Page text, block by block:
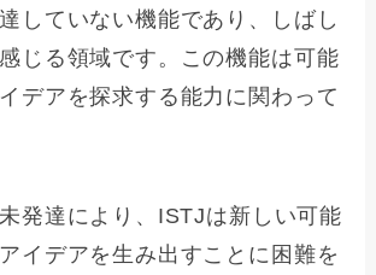
していない機能であり、しばし
じる領域です。この機能は可能
デアを探求する能力に関わって
発達により、ISTJは新しい可能
イデアを生み出すことに困難を